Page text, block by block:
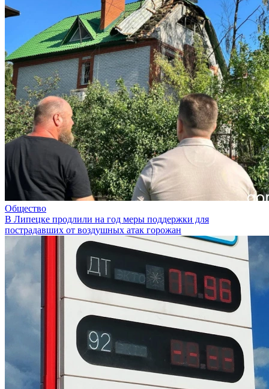
Общество
В Липецке продлили на год меры поддержки для
пострадавших от воздушных атак горожан